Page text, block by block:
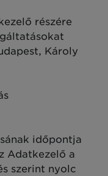
részére
Károly
időpontja
Adatkezelő a
szerint nyolc